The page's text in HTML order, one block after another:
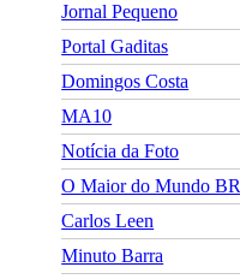
Jornal Pequeno
Portal Gaditas
Domingos Costa
MA10
Notícia da Foto
O Maior do Mundo BR
Carlos Leen
Minuto Barra